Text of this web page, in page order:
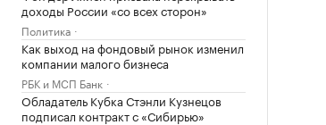
доходы России «со всех сторон»
Политика
Как выход на фондовый рынок изменил
компании малого бизнеса
РБК и МСП Банк
Обладатель Кубка Стэнли Кузнецов
подписал контракт с «Сибирью»